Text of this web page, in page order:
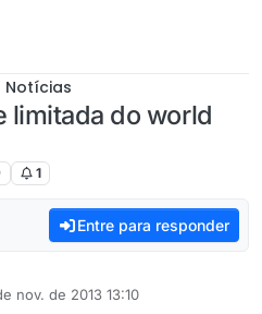
Notícias
limitada do world
1
Entre para responder
nov. de 2013 13:10